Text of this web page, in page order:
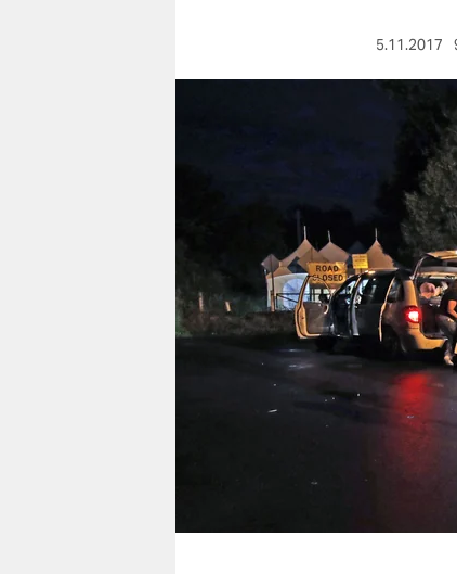
verlag
veranstaltungen
fragen & hilfe
genossenschaft
5.11.2017